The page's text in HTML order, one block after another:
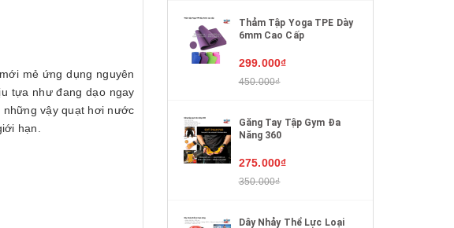
mẻ ứng dụng nguyên
tựa như đang dạo ngay
vậy quạt hơi nước
hạn.
Thảm Tập Yoga TPE Dày
6mm Cao Cấp
299.000₫
450.000₫
Găng Tay Tập Gym Đa
Năng 360
275.000₫
350.000₫
Dây Nhảy Thể Lực Loại